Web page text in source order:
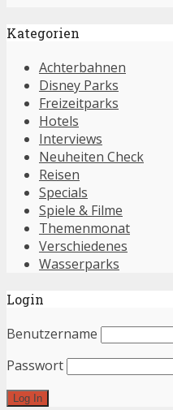
Kategorien
Achterbahnen
Disney Parks
Freizeitparks
Hotels
Interviews
Neuheiten Check
Reisen
Specials
Spiele & Filme
Themenmonat
Verschiedenes
Wasserparks
Login
Benutzername
Passwort